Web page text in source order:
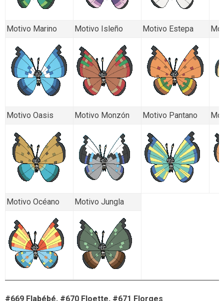
Motivo Marino Motivo Isleño Motivo Estepa
Motivo Oasis Motivo Monzón Motivo Pantano
Motivo Océano Motivo Jungla
#669 Flabébé, #670 Floette, #671 Florges